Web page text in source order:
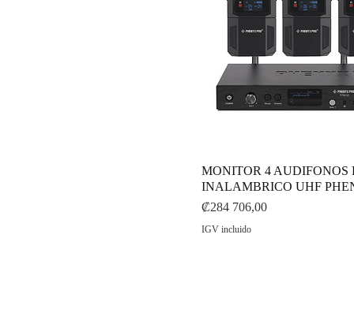
MONITOR 4 AUDIFONOS
INALAMBRICO UHF
Precio
₡284 706,00
IGV incluido